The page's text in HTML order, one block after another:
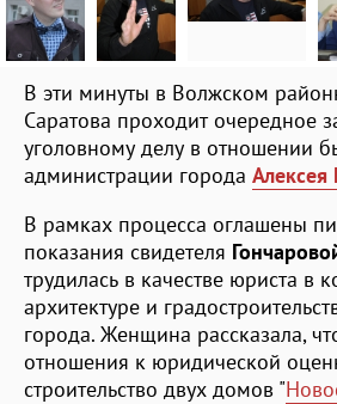
В эти минуты в Волжском
Саратова проходит очередное
уголовному делу в отношении
администрации города
В рамках процесса оглашены
показания свидетеля
трудилась в качестве юриста в
архитектуре и
города. Женщина рассказала,
отношения к юридической
строительство двух домов "